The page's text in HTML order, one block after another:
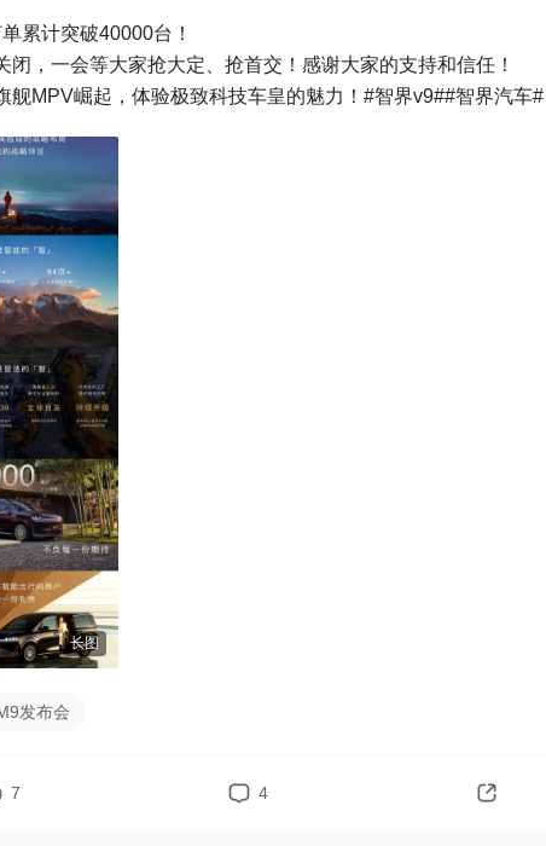
累计突破40000台！
闭，一会等大家抢大定、抢首交！感谢大家的支持和信任！
长图
发布会
7 4